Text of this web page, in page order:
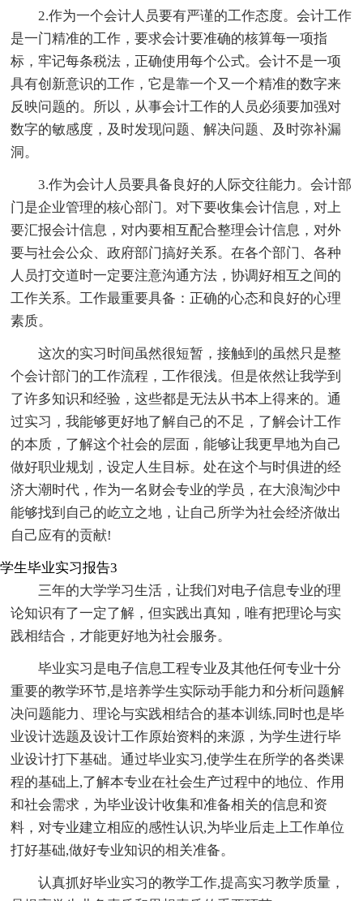
2.作为一个会计人员要有严谨的工作态度。会计工作
是一门精准的工作，要求会计要准确的核算每一项指
标，牢记每条税法，正确使用每个公式。会计不是一项
具有创新意识的工作，它是靠一个又一个精准的数字来
反映问题的。所以，从事会计工作的人员必须要加强对
数字的敏感度，及时发现问题、解决问题、及时弥补漏
洞。
3.作为会计人员要具备良好的人际交往能力。会计部
门是企业管理的核心部门。对下要收集会计信息，对上
要汇报会计信息，对内要相互配合整理会计信息，对外
要与社会公众、政府部门搞好关系。在各个部门、各种
人员打交道时一定要注意沟通方法，协调好相互之间的
工作关系。工作最重要具备：正确的心态和良好的心理
素质。
这次的实习时间虽然很短暂，接触到的虽然只是整
个会计部门的工作流程，工作很浅。但是依然让我学到
了许多知识和经验，这些都是无法从书本上得来的。通
过实习，我能够更好地了解自己的不足，了解会计工作
的本质，了解这个社会的层面，能够让我更早地为自己
做好职业规划，设定人生目标。处在这个与时俱进的经
济大潮时代，作为一名财会专业的学员，在大浪淘沙中
能够找到自己的屹立之地，让自己所学为社会经济做出
自己应有的贡献!
学生毕业实习报告3
三年的大学学习生活，让我们对电子信息专业的理
论知识有了一定了解，但实践出真知，唯有把理论与实
践相结合，才能更好地为社会服务。
毕业实习是电子信息工程专业及其他任何专业十分
重要的教学环节,是培养学生实际动手能力和分析问题解
决问题能力、理论与实践相结合的基本训练,同时也是毕
业设计选题及设计工作原始资料的来源，为学生进行毕
业设计打下基础。通过毕业实习,使学生在所学的各类课
程的基础上,了解本专业在社会生产过程中的地位、作用
和社会需求，为毕业设计收集和准备相关的信息和资
料，对专业建立相应的感性认识,为毕业后走上工作单位
打好基础,做好专业知识的相关准备。
认真抓好毕业实习的教学工作,提高实习教学质量，